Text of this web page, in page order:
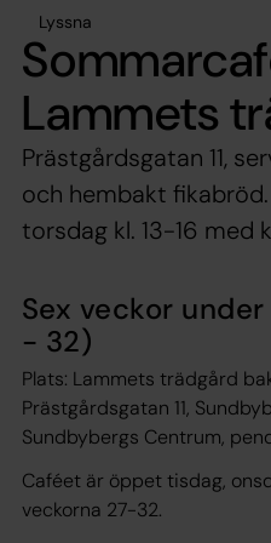
Lyssna
Lammets
Prästgårdsgatan 11,
och hembakt
torsdag kl. 13-16 med
Sex veckor
- 32)
Plats: Lammets trädgård
Prästgårdsgatan 11,
Sundbybergs Centrum,
Caféet är öppet tisdag,
veckorna 27-32.